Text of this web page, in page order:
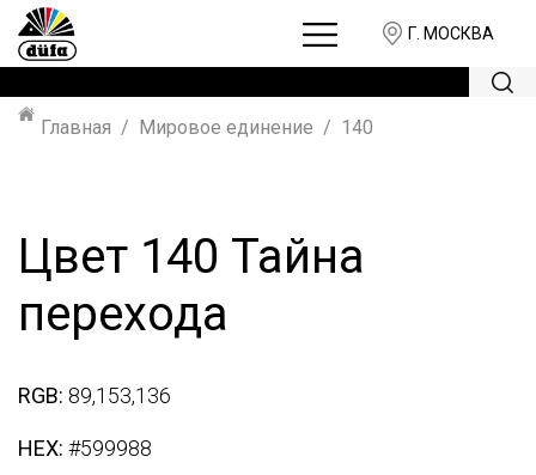
Г. МОСКВА
Главная Мировое единение 140
Цвет 140 Тайна
перехода
RGB: 89,153,136
HEX: #599988